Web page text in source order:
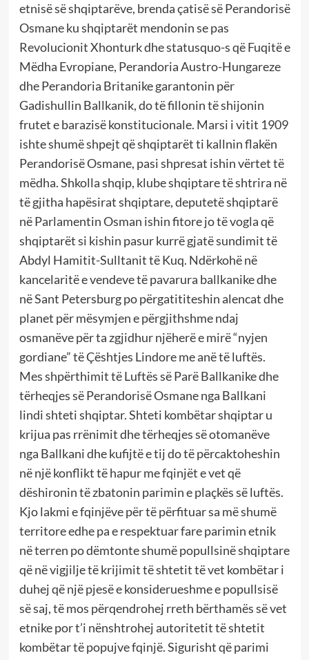
etnisë së shqiptarëve, brenda çatisë së Perandorisë
Osmane ku shqiptarët mendonin se pas
Revolucionit Xhonturk dhe statusquo-s që Fuqitë e
Mëdha Evropiane, Perandoria Austro-Hungareze
dhe Perandoria Britanike garantonin për
Gadishullin Ballkanik, do të fillonin të shijonin
frutet e barazisë konstitucionale. Marsi i vitit 1909
ishte shumë shpejt që shqiptarët ti kallnin flakën
Perandorisë Osmane, pasi shpresat ishin vërtet të
mëdha. Shkolla shqip, klube shqiptare të shtrira në
të gjitha hapësirat shqiptare, deputetë shqiptarë
në Parlamentin Osman ishin fitore jo të vogla që
shqiptarët si kishin pasur kurrë gjatë sundimit të
Abdyl Hamitit-Sulltanit të Kuq. Ndërkohë në
kancelaritë e vendeve të pavarura ballkanike dhe
në Sant Petersburg po përgatititeshin alencat dhe
planet për mësymjen e përgjithshme ndaj
osmanëve për ta zgjidhur njëherë e mirë “nyjen
gordiane” të Çështjes Lindore me anë të luftës.
Mes shpërthimit të Luftës së Parë Ballkanike dhe
tërheqjes së Perandorisë Osmane nga Ballkani
lindi shteti shqiptar. Shteti kombëtar shqiptar u
krijua pas rrënimit dhe tërheqjes së otomanëve
nga Ballkani dhe kufijtë e tij do të përcaktoheshin
në një konflikt të hapur me fqinjët e vet që
dëshironin të zbatonin parimin e plaçkës së luftës.
Kjo lakmi e fqinjëve për të përfituar sa më shumë
territore edhe pa e respektuar fare parimin etnik
në terren po dëmtonte shumë popullsinë shqiptare
që në vigjilje të krijimit të shtetit të vet kombëtar i
duhej që një pjesë e konsiderueshme e popullsisë
së saj, të mos përqendrohej rreth bërthamës së vet
etnike por t’i nënshtrohej autoritetit të shtetit
kombëtar të popujve fqinjë. Sigurisht që parimi